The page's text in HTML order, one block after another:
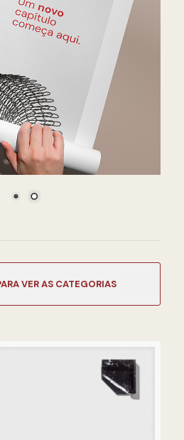
CATEGORIAS